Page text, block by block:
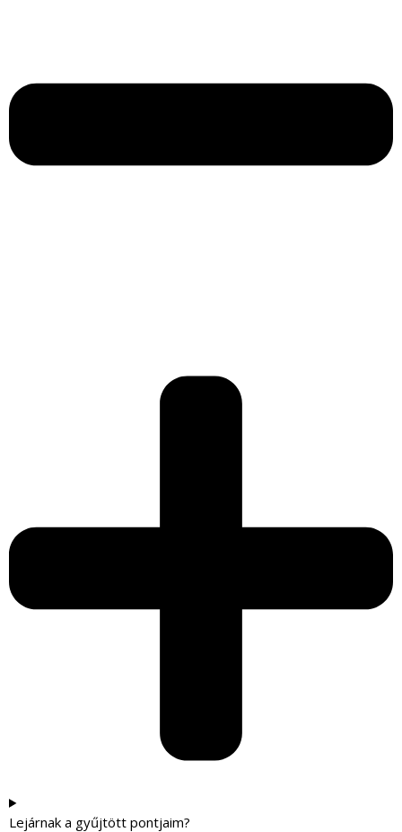
Lejárnak a gyűjtött pontjaim?